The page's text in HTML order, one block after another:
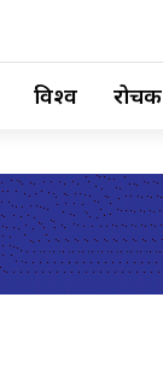
विश्व रोचक